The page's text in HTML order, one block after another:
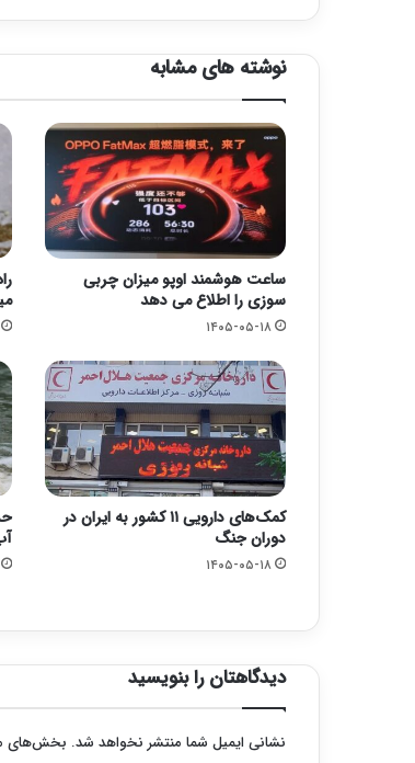
نوشته های مشابه
ساعت هوشمند اوپو میزان چربی
سوزی را اطلاع می دهد
۱۴۰۵-۰۵-۱۸
کمک‌های دارویی ۱۱ کشور به ایران در
دوران جنگ
۱۴۰۵-۰۵-۱۸
دیدگاهتان را بنویسید
نشانی ایمیل شما منتشر نخواهد شد. بخش‌های